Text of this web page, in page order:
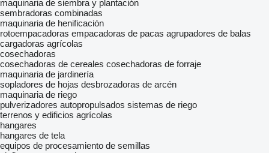
maquinaria de siembra y plantación
sembradoras combinadas
maquinaria de henificación
rotoempacadoras empacadoras de pacas agrupadores de balas
cargadoras agrícolas
cosechadoras
cosechadoras de cereales cosechadoras de forraje
maquinaria de jardinería
sopladores de hojas desbrozadoras de arcén
maquinaria de riego
pulverizadores autopropulsados sistemas de riego
terrenos y edificios agrícolas
hangares
hangares de tela
equipos de procesamiento de semillas